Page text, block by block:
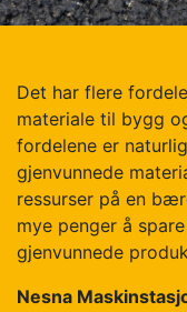
Det har flere
materiale til bygg
fordelene er
gjenvunnede
ressurser på en
mye penger å
gjenvunnede
Nesna